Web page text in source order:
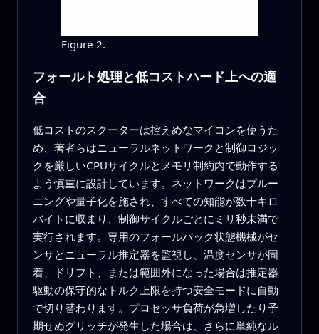
Figure 2.
フォールト処理と低コストハード上への適
合
低コストのスクーターは控えめなマイコンを使うた
め、著者らはニューラルネットワークと制御ロジッ
クを厳しいCPUサイクルとメモリ制約内で動作する
よう慎重に設計しています。ネットワークはプルー
ニングや量子化を施され、すべての知能が数十キロ
バイトに収まり、制御サイクルごとにミリ秒未満で
実行されます。専用のフォールバック状態機械がセ
ンサとニューラル推定器を監視し、温度センサが固
着、ドリフト、または範囲外になった場合は推定器
駆動の保守的なトルク上限を持つ安全モードに自動
で切り替わります。プロセッサ負荷が急増したり予
期せぬグリッチが発生した場合は、さらに単純なル